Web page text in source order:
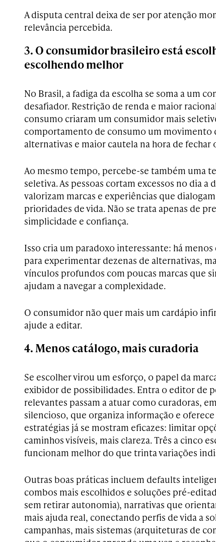
A disputa central deixa de ser por atenção
relevância percebida.
3. O consumidor brasileiro está
escolhendo melhor
No Brasil, a fadiga da escolha se soma a um
desafiador. Restrição de renda e maior
consumo criaram um consumidor mais
comportamento de consumo um movimento
alternativas e maior cautela na hora de fechar
Ao mesmo tempo, percebe-se também uma
seletiva. As pessoas cortam excessos no dia a
valorizam marcas e experiências que
prioridades de vida. Não se trata apenas de
simplicidade e confiança.
Isso cria um paradoxo interessante: há
para experimentar dezenas de alternativas,
vínculos profundos com poucas marcas que
ajudam a navegar a complexidade.
O consumidor não quer mais um cardápio
ajude a editar.
4. Menos catálogo, mais curadoria
Se escolher virou um esforço, o papel da
exibidor de possibilidades. Entra o editor de
relevantes passam a atuar como curadoras,
silencioso, que organiza informação e
estratégias já se mostram eficazes: limitar
caminhos visíveis, mais clareza. Três a cinco
funcionam melhor do que trinta variações
Outras boas práticas incluem defaults
combos mais escolhidos e soluções pré-
sem retirar autonomia), narrativas que
mais ajuda real, conectando perfis de vida a
campanhas, mais sistemas (arquiteturas de